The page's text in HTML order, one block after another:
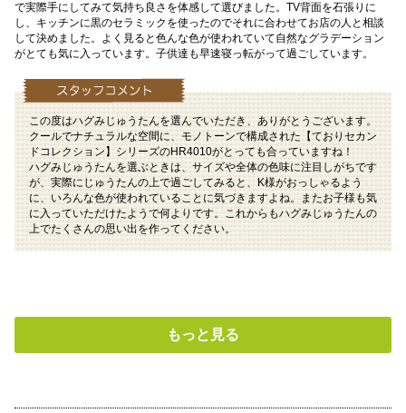
で実際手にしてみて気持ち良さを体感して選びました。TV背面を石張りに
し、キッチンに黒のセラミックを使ったのでそれに合わせてお店の人と相談
して決めました。よく見ると色んな色が使われていて自然なグラデーション
がとても気に入っています。子供達も早速寝っ転がって過ごしています。
この度はハグみじゅうたんを選んでいただき、ありがとうございます。
クールでナチュラルな空間に、モノトーンで構成された【ておりセカン
ドコレクション】シリーズのHR4010がとっても合っていますね！
ハグみじゅうたんを選ぶときは、サイズや全体の色味に注目しがちです
が、実際にじゅうたんの上で過ごしてみると、K様がおっしゃるよう
に、いろんな色が使われていることに気づきますよね。またお子様も気
に入っていただけたようで何よりです。これからもハグみじゅうたんの
上でたくさんの思い出を作ってください。
もっと見る